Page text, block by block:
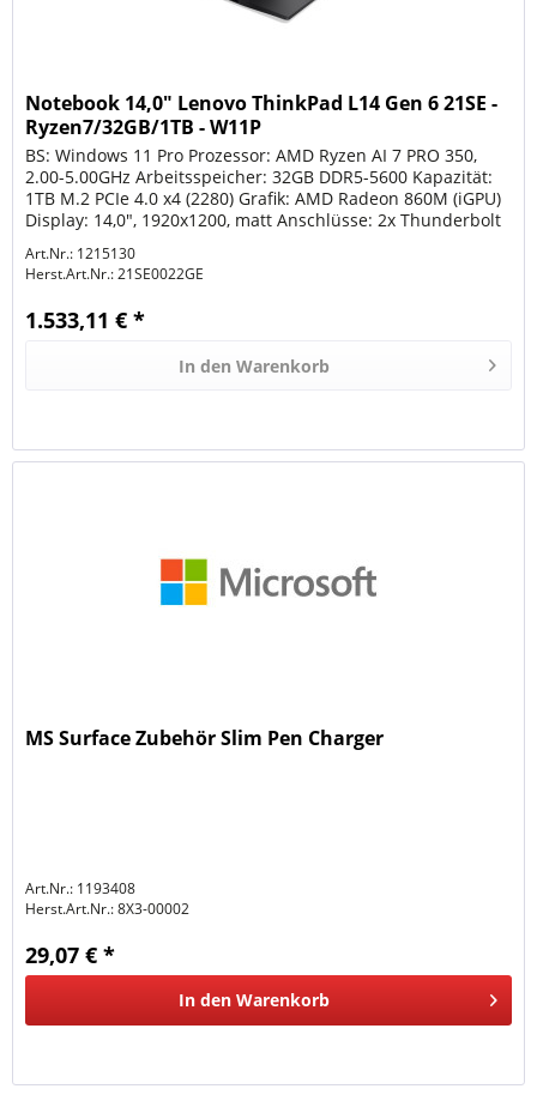
Notebook 14,0" Lenovo ThinkPad L14 Gen 6 21SE -
Ryzen7/32GB/1TB - W11P
BS: Windows 11 Pro Prozessor: AMD Ryzen AI 7 PRO 350,
2.00-5.00GHz Arbeitsspeicher: 32GB DDR5-5600 Kapazität:
1TB M.2 PCIe 4.0 x4 (2280) Grafik: AMD Radeon 860M (iGPU)
Display: 14,0", 1920x1200, matt Anschlüsse: 2x Thunderbolt
Art.Nr.: 1215130
Herst.Art.Nr.:21SE0022GE
1.533,11 € *
In den Warenkorb
MS Surface Zubehör Slim Pen Charger
Art.Nr.: 1193408
Herst.Art.Nr.:8X3-00002
29,07 € *
In den Warenkorb